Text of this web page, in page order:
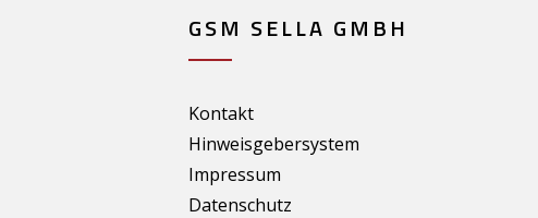
GSM SELLA GMBH
Kontakt
Hinweisgebersystem
Impressum
Datenschutz